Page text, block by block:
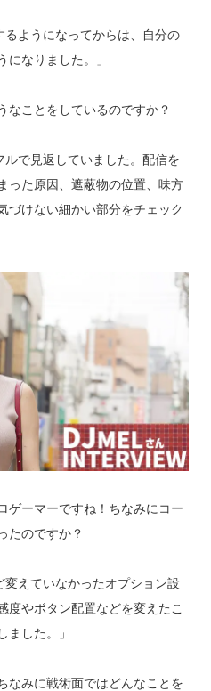
るようになってからは、自分の
なりました。」
ことをしているのですか？
ルで見返していました。配信を
った原因、遮蔽物の位置、味方
づけない細かい部分をチェック
ーマーですね！ちなみにコー
たのですか？
変えていなかったオプション設
度やボタン配置などを変えたこ
ました。」
みに戦術面ではどんなことを